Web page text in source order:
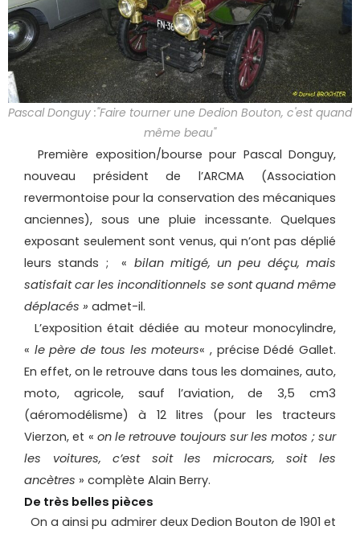
Pascal Donguy :"Faire tourner une Dedion Bouton, c'est quand
même beau"
Première exposition/bourse pour Pascal Donguy,
nouveau président de l’ARCMA (Association
revermontoise pour la conservation des mécaniques
anciennes), sous une pluie incessante. Quelques
exposant seulement sont venus, qui n’ont pas déplié
leurs stands ; « bilan mitigé, un peu déçu, mais
satisfait car les inconditionnels se sont quand même
déplacés » admet-il.
L’exposition était dédiée au moteur monocylindre,
« le père de tous les moteurs« , précise Dédé Gallet.
En effet, on le retrouve dans tous les domaines, auto,
moto, agricole, sauf l’aviation, de 3,5 cm3
(aéromodélisme) à 12 litres (pour les tracteurs
Vierzon, et « on le retrouve toujours sur les motos ; sur
les voitures, c’est soit les microcars, soit les
ancètres » complète Alain Berry.
De très belles pièces
On a ainsi pu admirer deux Dedion Bouton de 1901 et